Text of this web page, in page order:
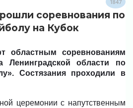
1847
соревнования по
на Кубок
областным соревнованиям
Ленинградской области по
Состязания проходили в
церемонии с напутственным